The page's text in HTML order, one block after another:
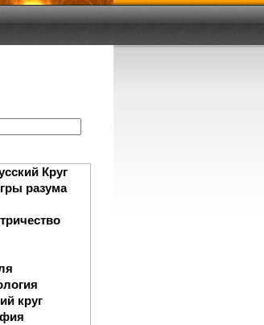
Круг
разума
круг